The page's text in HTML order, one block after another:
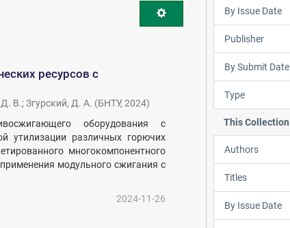
ресурсов с
В.;Згурский, Д. А. (БНТУ, 2024)
оборудования с
утилизации различных горючих
многокомпонентного
модульного сжигания с
2024-11-26
By Issue Date
Publisher
By Submit Date
Type
This Collection
Authors
Titles
By Issue Date